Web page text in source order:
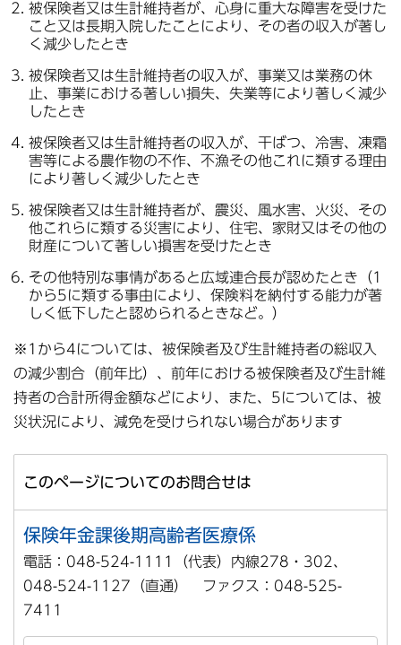
被保険者又は生計維持者が、心身に重大な障害を受けた
こと又は長期入院したことにより、その者の収入が著し
く減少したとき
被保険者又は生計維持者の収入が、事業又は業務の休
止、事業における著しい損失、失業等により著しく減少
したとき
被保険者又は生計維持者の収入が、干ばつ、冷害、凍霜
害等による農作物の不作、不漁その他これに類する理由
により著しく減少したとき
被保険者又は生計維持者が、震災、風水害、火災、その
他これらに類する災害により、住宅、家財又はその他の
財産について著しい損害を受けたとき
その他特別な事情があると広域連合長が認めたとき（1
から5に類する事由により、保険料を納付する能力が著
しく低下したと認められるときなど。）
※1から4については、被保険者及び生計維持者の総収入
の減少割合（前年比）、前年における被保険者及び生計維
持者の合計所得金額などにより、また、5については、被
災状況により、減免を受けられない場合があります
このページについてのお問合せは
保険年金課後期高齢者医療係
電話：048-524-1111（代表）内線278・302、
048-524-1127（直通） ファクス：048-525-
7411